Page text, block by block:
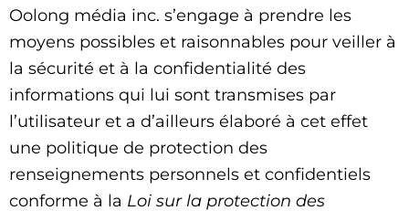
Oolong média inc. s’engage à prendre les
moyens possibles et raisonnables pour veiller à
la sécurité et à la confidentialité des
informations qui lui sont transmises par
l’utilisateur et a d’ailleurs élaboré à cet effet
une politique de protection des
renseignements personnels et confidentiels
conforme à la Loi sur la protection des